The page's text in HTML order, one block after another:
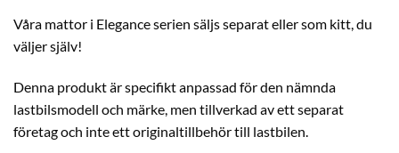
Våra mattor i Elegance serien säljs separat eller som kitt, du
väljer själv!
Denna produkt är specifikt anpassad för den nämnda
lastbilsmodell och märke, men tillverkad av ett separat
företag och inte ett originaltillbehör till lastbilen.